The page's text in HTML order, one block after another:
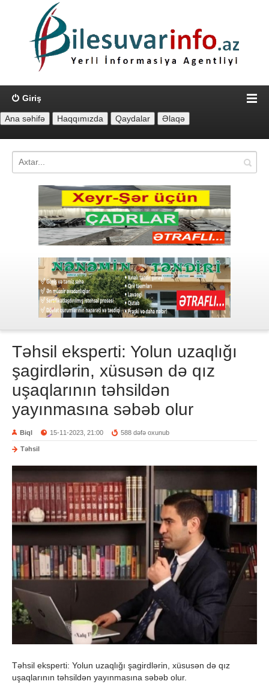
Giriş
Təhsil eksperti: Yolun uzaqlığı
şagirdlərin, xüsusən də qız
uşaqlarının təhsildən
yayınmasına səbəb olur
Biql 15-11-2023, 21:00 588 dəfə oxunub
Təhsil
Təhsil eksperti: Yolun uzaqlığı şagirdlərin, xüsusən də qız
uşaqlarının təhsildən yayınmasına səbəb olur.